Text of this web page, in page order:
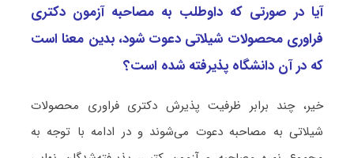
آیا در صورتی که داوطلب به مصاحبه آزمون دکتری
ﻓﺮاوری ﻣﺤﺼﻮﻻت شیلاتی دعوت شود، بدین معنا است
که در آن دانشگاه پذیرفته شده است؟
خیر، چند برابر ظرفیت پذیرش دکتری ﻓﺮاوری ﻣﺤﺼﻮﻻت
شیلاتی به مصاحبه دعوت می‌شوند و در ادامه با توجه به